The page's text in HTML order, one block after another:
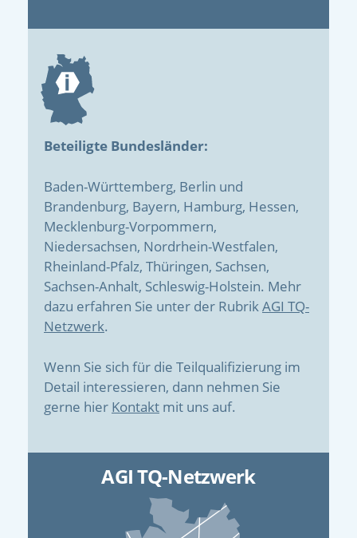
Beteiligte Bundesländer:
Baden-Württemberg, Berlin und
Brandenburg, Bayern, Hamburg, Hessen,
Mecklenburg-Vorpommern,
Niedersachsen, Nordrhein-Westfalen,
Rheinland-Pfalz, Thüringen, Sachsen,
Sachsen-Anhalt, Schleswig-Holstein. Mehr
dazu erfahren Sie unter der RubrikAGI TQ-
Netzwerk.
Wenn Sie sich für die Teilqualifizierung im
Detail interessieren, dann nehmen Sie
gerne hier Kontakt mit uns auf.
AGI TQ-Netzwerk